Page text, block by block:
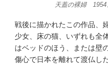
天蓋の裸婦 1954
戦後に描かれたこの作品、
少女、床の猫、いずれも全
はベッドのほう、または壁
傷心で日本を離れて渡仏し